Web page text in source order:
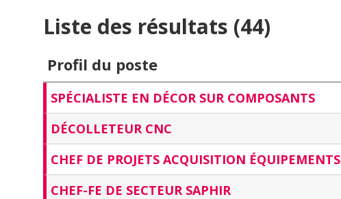
Liste des résultats (44)
Profil du poste
SPÉCIALISTE EN DÉCOR SUR COMPOSANTS
DÉCOLLETEUR CNC
CHEF DE PROJETS ACQUISITION ÉQUIPEMENTS
CHEF-FE DE SECTEUR SAPHIR